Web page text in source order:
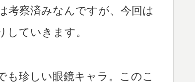
考察済みなんですが、今回は
していきます。
も珍しい眼鏡キャラ。このこ